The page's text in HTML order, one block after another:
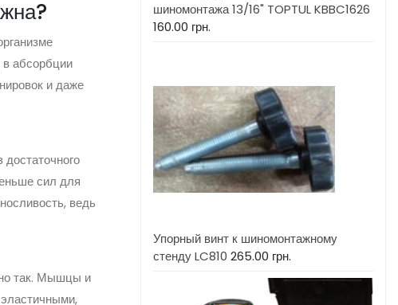
в абсорбции
и даже
сил для
ведь
так. Мышцы и
шиномонтажа 13/16" TOPTUL KBBC1626
160.00 грн.
Упорный винт к шиномонтажному
стенду LC810 265.00 грн.